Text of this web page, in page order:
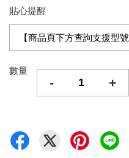
貼心提醒
數量
- +